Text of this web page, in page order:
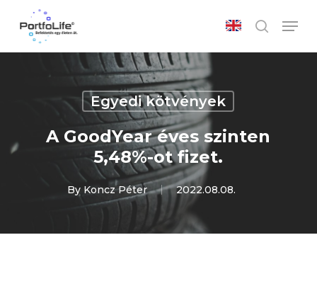
search
Egyedi kötvények
A GoodYear éves szinten
5,48%-ot fizet.
By Koncz Péter 2022.08.08.